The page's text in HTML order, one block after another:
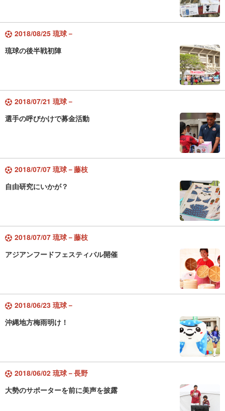
2018/08/25 琉球－
琉球の後半戦初陣
2018/07/21 琉球－
選手の呼びかけで募金活動
2018/07/07 琉球－藤枝
自由研究にいかが？
2018/07/07 琉球－藤枝
アジアンフードフェスティバル開催
2018/06/23 琉球－
沖縄地方梅雨明け！
2018/06/02 琉球－長野
大勢のサポーターを前に美声を披露